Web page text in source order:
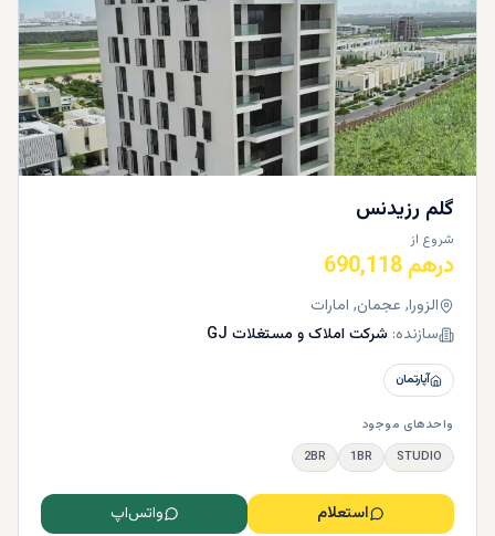
گلم رزیدنس
شروع از
درهم 690,118
الزورا, عجمان, امارات
سازنده: شرکت املاک و مستغلات GJ
آپارتمان
واحدهای موجود
STUDIO
1BR
2BR
استعلام واتس‌اپ